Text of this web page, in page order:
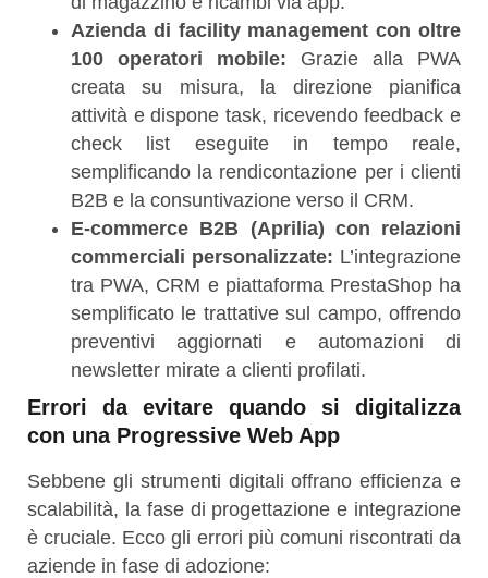
Azienda di facility management con oltre
100 operatori mobile: Grazie alla PWA
creata su misura, la direzione pianifica
attività e dispone task, ricevendo feedback e
check list eseguite in tempo reale,
semplificando la rendicontazione per i clienti
B2B e la consuntivazione verso il CRM.
E-commerce B2B (Aprilia) con relazioni
commerciali personalizzate: L’integrazione
tra PWA, CRM e piattaforma PrestaShop ha
semplificato le trattative sul campo, offrendo
preventivi aggiornati e automazioni di
newsletter mirate a clienti profilati.
Errori da evitare quando si digitalizza
con una Progressive Web App
Sebbene gli strumenti digitali offrano efficienza e
scalabilità, la fase di progettazione e integrazione
è cruciale. Ecco gli errori più comuni riscontrati da
aziende in fase di adozione: